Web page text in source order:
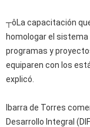
┬ôLa capacitación
homologar el
programas y
equiparen con los
explicó.
Ibarra de Torres
Desarrollo Integral